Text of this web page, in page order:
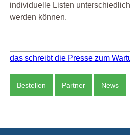
individuelle Listen
werden können.
das schreibt die Presse zum
Bestellen Partner News